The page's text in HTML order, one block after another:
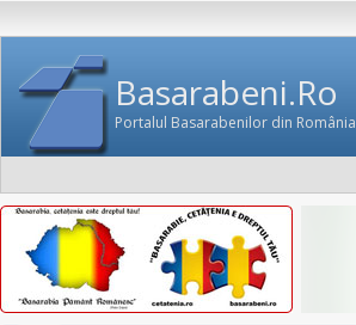
Basarabeni.Ro
Portalul Basarabenilor din România